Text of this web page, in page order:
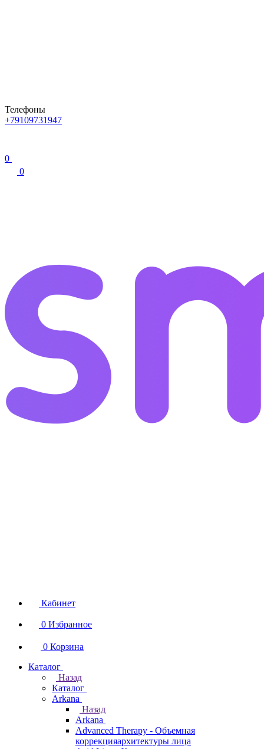
Телефоны
+79109731947
0
0
Кабинет
0 Избранное
0 Корзина
Каталог
Назад
Каталог
Arkana
Назад
Arkana
Advanced Therapy - Объемная
коррекцияархитектуры лица